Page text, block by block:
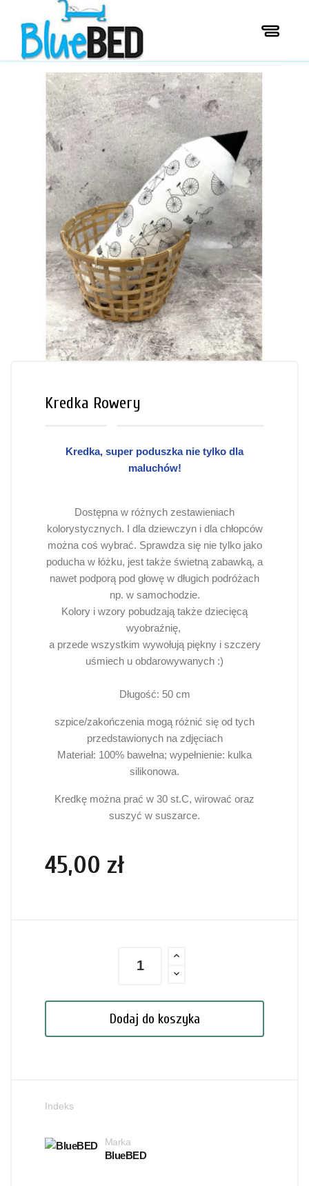
Kredka Rowery
Kredka, super poduszka nie tylko dla
maluchów!
Dostępna w różnych zestawieniach
kolorystycznych. I dla dziewczyn i dla chłopców
można coś wybrać. Sprawdza się nie tylko jako
poducha w łóżku, jest także świetną zabawką, a
nawet podporą pod głowę w długich podróżach
np. w samochodzie.
Kolory i wzory pobudzają także dziecięcą
wyobraźnię,
a przede wszystkim wywołują piękny i szczery
uśmiech u obdarowywanych :)
Długość: 50 cm
szpice/zakończenia mogą różnić się od tych
przedstawionych na zdjęciach
Materiał: 100% bawełna; wypełnienie: kulka
silikonowa.
Kredkę można prać w 30 st.C, wirować oraz
suszyć w suszarce.
45,00 zł
Dodaj do koszyka
Indeks
Marka
BlueBED